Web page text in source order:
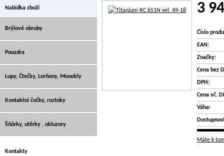
3
Číslo
EAN:
Značky:
Cena bez
DPH:
Cena vč.
Váha:
Máte k
Nabídka zboží
Brýlové obruby
Pouzdra
Lupy, Čtečky, Lorňony, Monokly
Kontaktní čočky, roztoky
Šňůrky, utěrky , okluzory
Kontakty